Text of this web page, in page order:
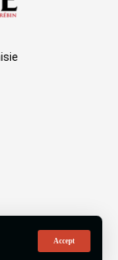
Accept
Reserved